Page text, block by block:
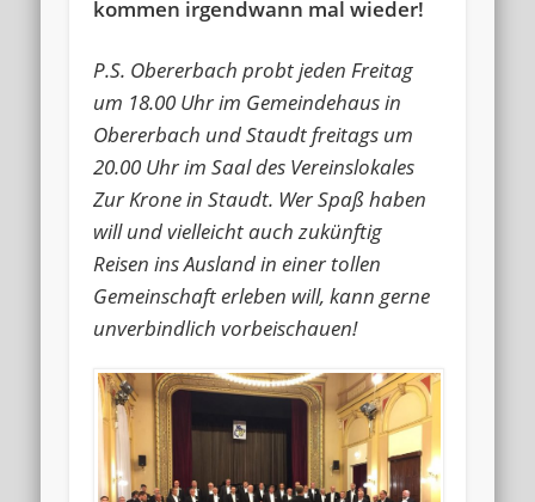
kommen irgendwann mal wieder!
P.S. Obererbach probt jeden Freitag
um 18.00 Uhr im Gemeindehaus in
Obererbach und Staudt freitags um
20.00 Uhr im Saal des Vereinslokales
Zur Krone in Staudt. Wer Spaß haben
will und vielleicht auch zukünftig
Reisen ins Ausland in einer tollen
Gemeinschaft erleben will, kann gerne
unverbindlich vorbeischauen!